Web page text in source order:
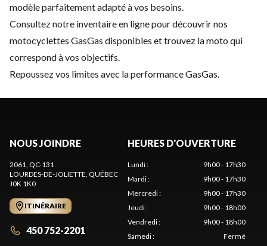
modèle parfaitement adapté à vos besoins.
Consultez notre inventaire en ligne pour découvrir nos
motocyclettes GasGas disponibles et trouvez la moto qui
correspond à vos objectifs.
Repoussez vos limites avec la performance GasGas.
NOUS JOINDRE
2061, QC-131
LOURDES-DE-JOLIETTE , QUÉBEC
J0K 1K0
ITINÉRAIRE
450 752-2201
HEURES D'OUVERTURE
Lundi:
9h00 - 17h30
Mardi:
9h00 - 17h30
Mercredi:
9h00 - 17h30
Jeudi:
9h00 - 18h00
Vendredi:
9h00 - 18h00
Samedi:
Fermé